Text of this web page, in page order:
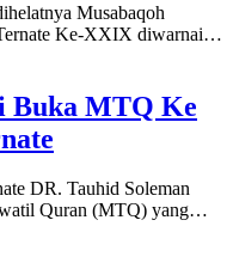
Musabaqoh
Ke-XXIX diwarnai…
Buka MTQ Ke
DR. Tauhid Soleman
Quran (MTQ) yang…